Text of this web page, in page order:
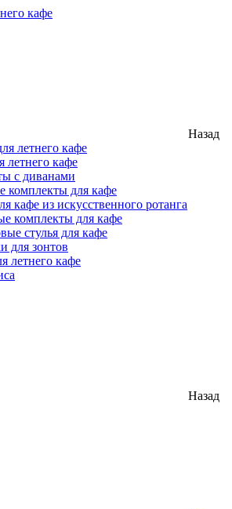
кафе
Назад
летнего кафе
летнего кафе
с диванами
комплекты для кафе
кафе из искусственного ротанга
комплекты для кафе
стулья для кафе
для зонтов
летнего кафе
Назад